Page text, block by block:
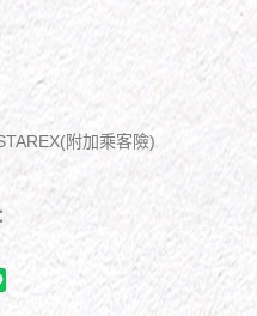
附加乘客險)